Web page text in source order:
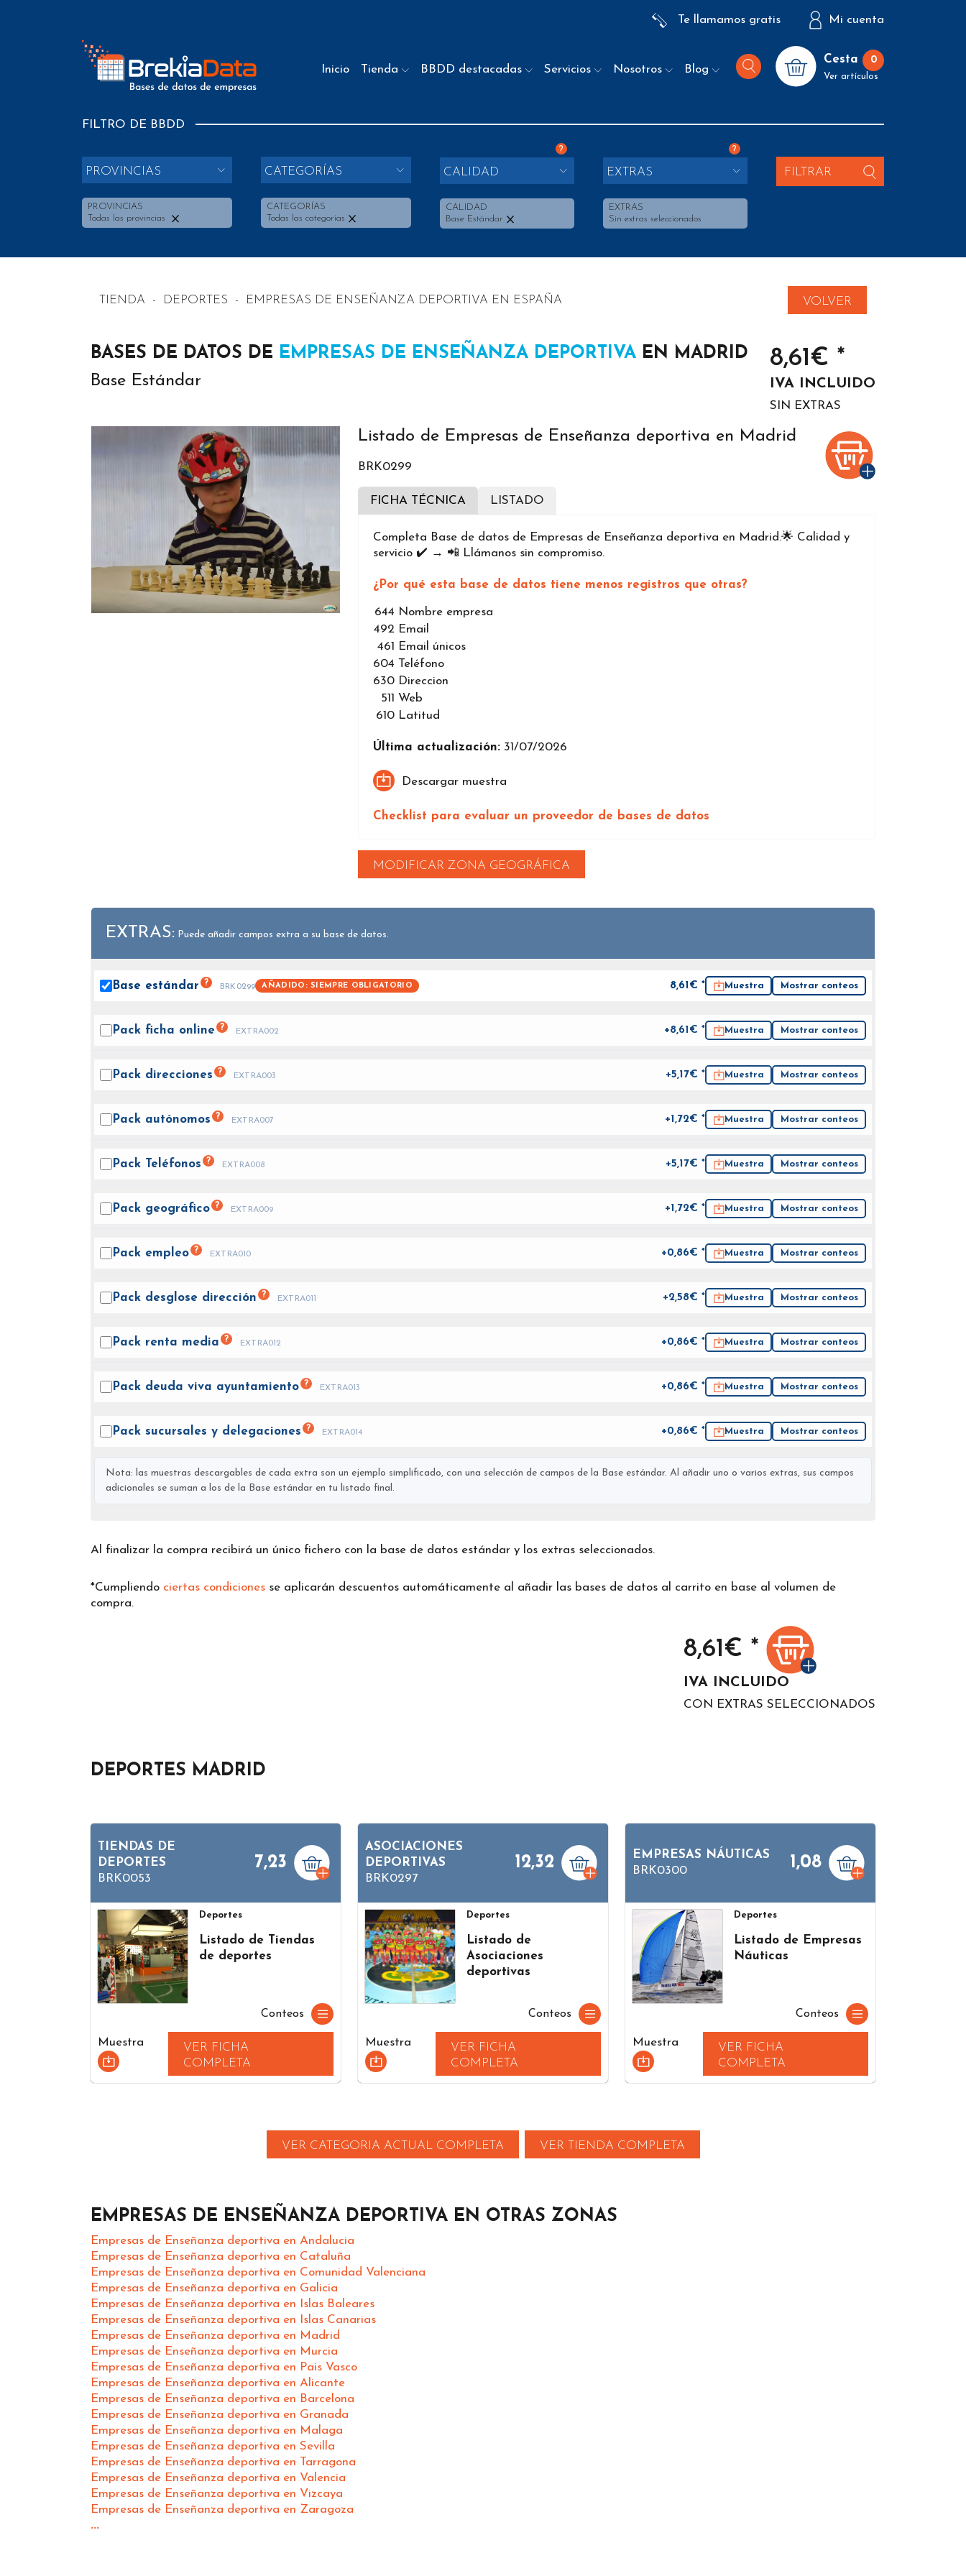
Te llamamos gratis Mi cuenta
Inicio Tienda BBDD destacadas Servicios Nosotros Blog
Cesta 0
Ver artículos
FILTRO DE BBDD
PROVINCIAS
PROVINCIAS
Todas las provincias
CATEGORÍAS
CATEGORÍAS
Todas las categorías
?
CALIDAD
CALIDAD
Base Estándar
?
EXTRAS
EXTRAS
Sin extras seleccionados
FILTRAR
TIENDA - DEPORTES - EMPRESAS DE ENSEÑANZA DEPORTIVA EN ESPAÑA VOLVER
BASES DE DATOS DE EMPRESAS DE ENSEÑANZA DEPORTIVA EN MADRID
Base Estándar
8,61€ *
IVA INCLUIDO
SIN EXTRAS
Listado de Empresas de Enseñanza deportiva en Madrid
BRK0299
FICHA TÉCNICA LISTADO
Completa Base de datos de Empresas de Enseñanza deportiva en Madrid.🌟 Calidad y
servicio ✔️ → 📲 Llámanos sin compromiso.
¿Por qué esta base de datos tiene menos registros que otras?
644 Nombre empresa
492 Email
461
Email únicos
604 Teléfono
630 Direccion
511 Web
610 Latitud
Última actualización: 31/07/2026
Descargar muestra
Checklist para evaluar un proveedor de bases de datos
MODIFICAR ZONA GEOGRÁFICA
EXTRAS: Puede añadir campos extra a su base de datos.
Base estándar ? BRK0299 AÑADIDO: SIEMPRE OBLIGATORIO 8,61€ * Muestra Mostrar conteos
Pack ficha online ? EXTRA002 +8,61€ * Muestra Mostrar conteos
Pack direcciones ? EXTRA003 +5,17€ * Muestra Mostrar conteos
Pack autónomos ? EXTRA007 +1,72€ * Muestra Mostrar conteos
Pack Teléfonos ? EXTRA008 +5,17€ * Muestra Mostrar conteos
Pack geográfico ? EXTRA009 +1,72€ * Muestra Mostrar conteos
Pack empleo ? EXTRA010 +0,86€ * Muestra Mostrar conteos
Pack desglose dirección ? EXTRA011 +2,58€ * Muestra Mostrar conteos
Pack renta media ? EXTRA012 +0,86€ * Muestra Mostrar conteos
Pack deuda viva ayuntamiento ? EXTRA013 +0,86€ * Muestra Mostrar conteos
Pack sucursales y delegaciones ? EXTRA014 +0,86€ * Muestra Mostrar conteos
Nota: las muestras descargables de cada extra son un ejemplo simplificado, con una selección de campos de la Base estándar. Al añadir uno o varios extras, sus campos
adicionales se suman a los de la Base estándar en tu listado final.
Al finalizar la compra recibirá un único fichero con la base de datos estándar y los extras seleccionados.
*Cumpliendo ciertas condiciones se aplicarán descuentos automáticamente al añadir las bases de datos al carrito en base al volumen de
compra.
8,61€ *
IVA INCLUIDO
CON EXTRAS SELECCIONADOS
DEPORTES MADRID
TIENDAS DE
DEPORTES
BRK0053
7,23
Deportes
Listado de Tiendas
de deportes
Conteos
Muestra
VER FICHA
COMPLETA
ASOCIACIONES
DEPORTIVAS
BRK0297
12,32
Deportes
Listado de
Asociaciones
deportivas
Conteos
Muestra
VER FICHA
COMPLETA
EMPRESAS NÁUTICAS
BRK0300
1,08
Deportes
Listado de Empresas
Náuticas
Conteos
Muestra
VER FICHA
COMPLETA
VER CATEGORIA ACTUAL COMPLETA VER TIENDA COMPLETA
EMPRESAS DE ENSEÑANZA DEPORTIVA EN OTRAS ZONAS
Empresas de Enseñanza deportiva en Andalucia
Empresas de Enseñanza deportiva en Cataluña
Empresas de Enseñanza deportiva en Comunidad Valenciana
Empresas de Enseñanza deportiva en Galicia
Empresas de Enseñanza deportiva en Islas Baleares
Empresas de Enseñanza deportiva en Islas Canarias
Empresas de Enseñanza deportiva en Madrid
Empresas de Enseñanza deportiva en Murcia
Empresas de Enseñanza deportiva en Pais Vasco
Empresas de Enseñanza deportiva en Alicante
Empresas de Enseñanza deportiva en Barcelona
Empresas de Enseñanza deportiva en Granada
Empresas de Enseñanza deportiva en Malaga
Empresas de Enseñanza deportiva en Sevilla
Empresas de Enseñanza deportiva en Tarragona
Empresas de Enseñanza deportiva en Valencia
Empresas de Enseñanza deportiva en Vizcaya
Empresas de Enseñanza deportiva en Zaragoza
...